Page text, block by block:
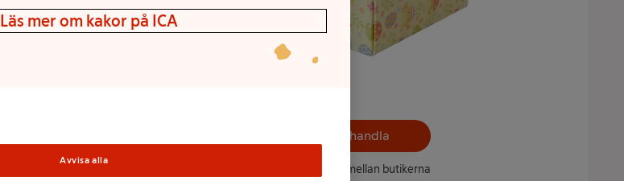
Välj butik och handla
Sortimentet kan variera mellan butikerna
Läs mer om kakor på ICA
Avvisa alla